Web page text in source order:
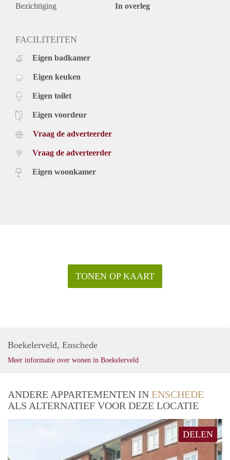
Bezichtiging In overleg
FACILITEITEN
Eigen badkamer
Eigen keuken
Eigen toilet
Eigen voordeur
Vraag de adverteerder
Vraag de adverteerder
Eigen woonkamer
TONEN OP KAART
Boekelerveld, Enschede
Meer informatie over wonen in Boekelerveld
ANDERE APPARTEMENTEN IN ENSCHEDE
ALS ALTERNATIEF VOOR DEZE LOCATIE
DELEN